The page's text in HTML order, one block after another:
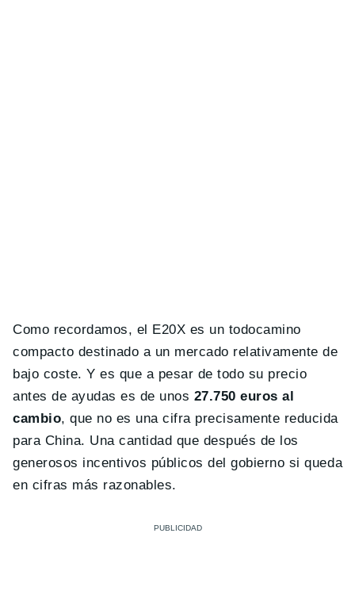
Como recordamos, el E20X es un todocamino
compacto destinado a un mercado relativamente de
bajo coste. Y es que a pesar de todo su precio
antes de ayudas es de unos 27.750 euros al
cambio, que no es una cifra precisamente reducida
para China. Una cantidad que después de los
generosos incentivos públicos del gobierno si queda
en cifras más razonables.